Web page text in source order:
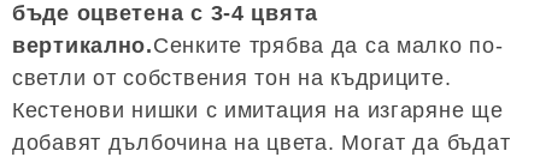
бъде оцветена с 3-4 цвята
вертикално.Сенките трябва да са малко по-
светли от собствения тон на къдриците.
Кестенови нишки с имитация на изгаряне ще
добавят дълбочина на цвета. Могат да бъдат